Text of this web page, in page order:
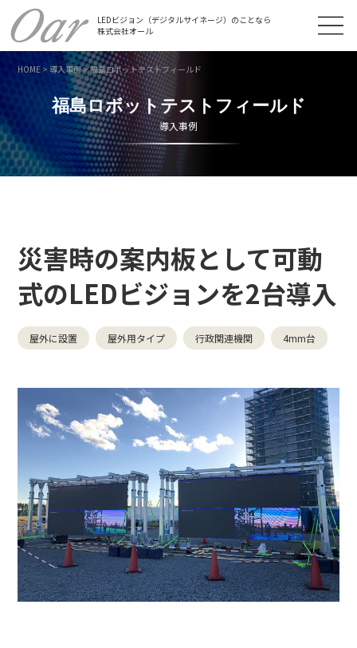
LEDビジョン（デジタルサイネージ）のことなら
株式会社オール
HOME >導入事例>福島ロボットテストフィールド
福島ロボットテストフィールド
導入事例
災害時の案内板として可動
式のLEDビジョンを2台導入
屋外に設置 屋外用タイプ 行政関連機関 4mm台